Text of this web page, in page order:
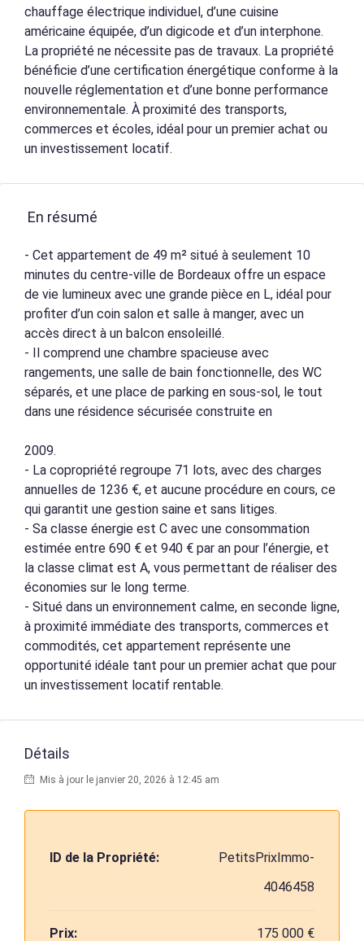
chauffage électrique individuel, d’une cuisine
américaine équipée, d’un digicode et d’un interphone.
La propriété ne nécessite pas de travaux. La propriété
bénéficie d’une certification énergétique conforme à la
nouvelle réglementation et d’une bonne performance
environnementale. À proximité des transports,
commerces et écoles, idéal pour un premier achat ou
un investissement locatif.
En résumé
- Cet appartement de 49 m² situé à seulement 10
minutes du centre-ville de Bordeaux offre un espace
de vie lumineux avec une grande pièce en L, idéal pour
profiter d’un coin salon et salle à manger, avec un
accès direct à un balcon ensoleillé.
- Il comprend une chambre spacieuse avec
rangements, une salle de bain fonctionnelle, des WC
séparés, et une place de parking en sous-sol, le tout
dans une résidence sécurisée construite en
2009.
- La copropriété regroupe 71 lots, avec des charges
annuelles de 1236 €, et aucune procédure en cours, ce
qui garantit une gestion saine et sans litiges.
- Sa classe énergie est C avec une consommation
estimée entre 690 € et 940 € par an pour l’énergie, et
la classe climat est A, vous permettant de réaliser des
économies sur le long terme.
- Situé dans un environnement calme, en seconde ligne,
à proximité immédiate des transports, commerces et
commodités, cet appartement représente une
opportunité idéale tant pour un premier achat que pour
un investissement locatif rentable.
Détails
Mis à jour le janvier 20, 2026 à 12:45 am
ID de la Propriété:
PetitsPrixImmo-
4046458
Prix: 175 000 €